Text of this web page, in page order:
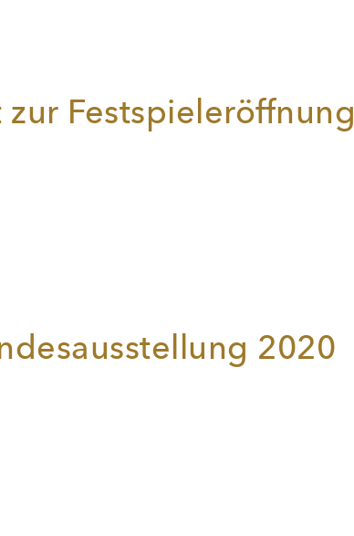
zur Festspieleröffnung
2020